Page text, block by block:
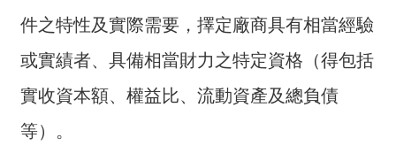
網
站
安
政
策
件之特性及實際需要，擇定廠商具有相當經驗
或實績者、具備相當財力之特定資格（得包括
實收資本額、權益比、流動資產及總負債
等）。